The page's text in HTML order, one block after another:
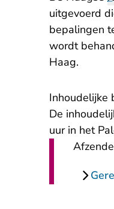
uitgevoerd
bepalingen
wordt
Haag.
Inhoudelijke
De
uur in het